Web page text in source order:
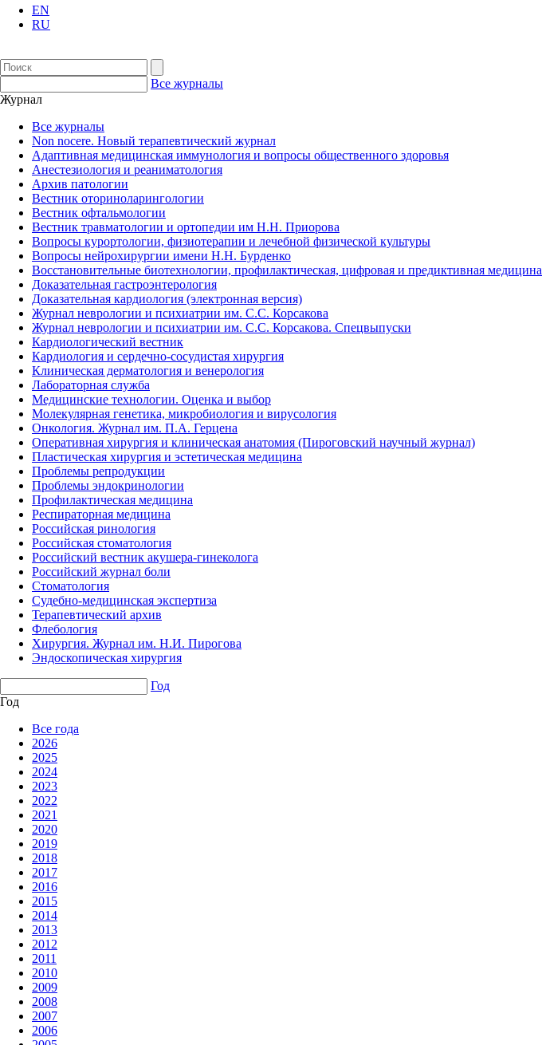
EN
RU
Все журналы
Журнал
Все журналы
Non nocere. Новый терапевтический журнал
Адаптивная медицинская иммунология и вопросы общественного здоровья
Анестезиология и реаниматология
Архив патологии
Вестник оториноларингологии
Вестник офтальмологии
Вестник травматологии и ортопедии им Н.Н. Приорова
Вопросы курортологии, физиотерапии и лечебной физической культуры
Вопросы нейрохирургии имени Н.Н. Бурденко
Восстановительные биотехнологии, профилактическая, цифровая и предиктивная медицина
Доказательная гастроэнтерология
Доказательная кардиология (электронная версия)
Журнал неврологии и психиатрии им. С.С. Корсакова
Журнал неврологии и психиатрии им. С.С. Корсакова. Спецвыпуски
Кардиологический вестник
Кардиология и сердечно-сосудистая хирургия
Клиническая дерматология и венерология
Лабораторная служба
Медицинские технологии. Оценка и выбор
Молекулярная генетика, микробиология и вирусология
Онкология. Журнал им. П.А. Герцена
Оперативная хирургия и клиническая анатомия (Пироговский научный журнал)
Пластическая хирургия и эстетическая медицина
Проблемы репродукции
Проблемы эндокринологии
Профилактическая медицина
Респираторная медицина
Российская ринология
Российская стоматология
Российский вестник акушера-гинеколога
Российский журнал боли
Стоматология
Судебно-медицинская экспертиза
Терапевтический архив
Флебология
Хирургия. Журнал им. Н.И. Пирогова
Эндоскопическая хирургия
Год
Год
Все года
2026
2025
2024
2023
2022
2021
2020
2019
2018
2017
2016
2015
2014
2013
2012
2011
2010
2009
2008
2007
2006